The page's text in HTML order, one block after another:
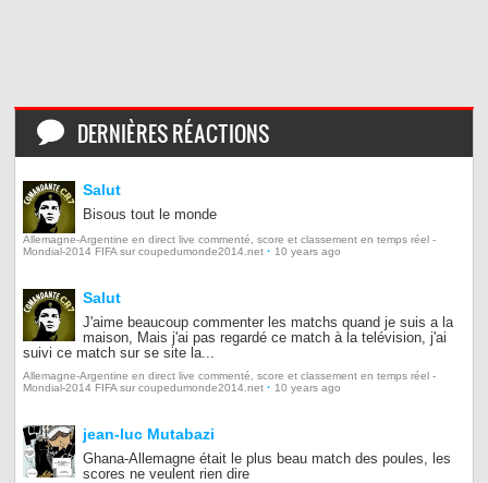
DERNIÈRES RÉACTIONS
Salut
Bisous tout le monde
Allemagne-Argentine en direct live commenté, score et classement en temps réel -
Mondial-2014 FIFA sur coupedumonde2014.net · 10 years ago
Salut
J'aime beaucoup commenter les matchs quand je suis a la
maison, Mais j'ai pas regardé ce match à la telévision, j'ai
suivi ce match sur se site la...
Allemagne-Argentine en direct live commenté, score et classement en temps réel -
Mondial-2014 FIFA sur coupedumonde2014.net · 10 years ago
jean-luc Mutabazi
Ghana-Allemagne était le plus beau match des poules, les
scores ne veulent rien dire